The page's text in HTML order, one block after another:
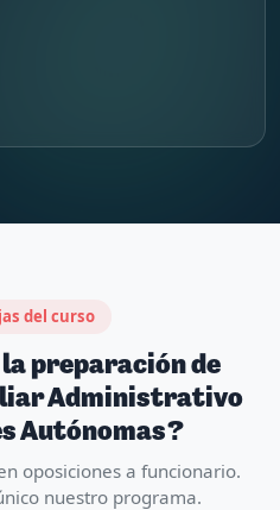
del curso
preparación de
Administrativo
Autónomas?
oposiciones a funcionario.
nuestro programa.